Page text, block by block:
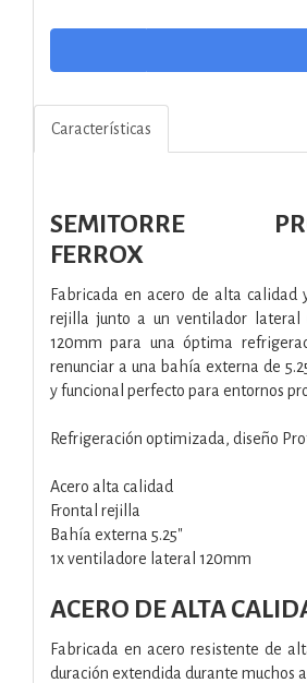
Características
SEMITORRE
FERROX
Fabricada en acero de alta calidad
rejilla junto a un ventilador lateral
120mm para una óptima
renunciar a una bahía externa de
y funcional perfecto para entornos
Refrigeración optimizada, diseño
Acero alta calidad
Frontal rejilla
Bahía externa 5.25″
1x ventiladore lateral 120mm
ACERO DE ALTA
Fabricada en acero resistente de
duración extendida durante muchos